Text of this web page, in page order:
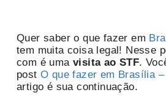
Quer saber o que fazer em
tem muita coisa legal! Nesse
com é umavisita ao STF.
post O que fazer em Brasília
artigo é sua continuação.